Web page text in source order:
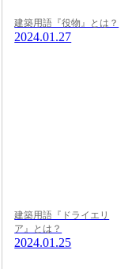
建築用語『役物』とは？
2024.01.27
建築用語『ドライエリ
ア』とは？
2024.01.25